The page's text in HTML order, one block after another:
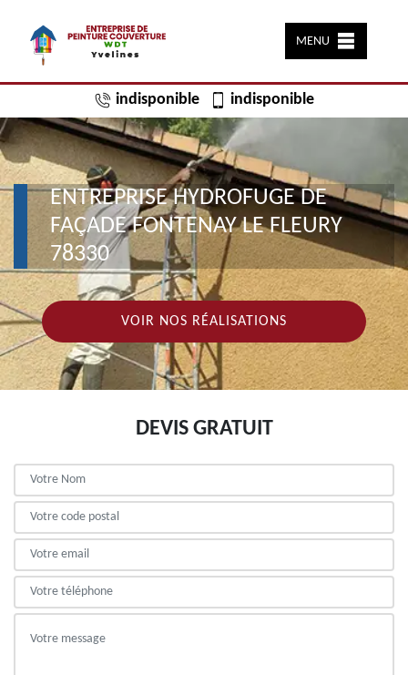
MENU
indisponible indisponible
ENTREPRISE HYDROFUGE DE
FAÇADE FONTENAY LE FLEURY
78330
VOIR NOS RÉALISATIONS
DEVIS GRATUIT